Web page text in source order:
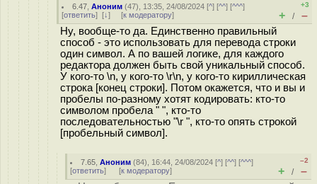
6.47 ,Аноним (47), 13:35, 24/08/2024 [^] [^^] [^^^]
[ответить] [↓] [к модератору]
+3
+ / –
Ну, вообще-то да. Единственно правильный
способ - это использовать для перевода строки
один символ. А по вашей логике, для каждого
редактора должен быть свой уникальный способ.
У кого-то \n, у кого-то \r\n, у кого-то кириллическая
строка [конец строки]. Потом окажется, что и вы и
пробелы по-разному хотят кодировать: кто-то
символом пробела " ", кто-то
последовательностью "\r ", кто-то опять строкой
[пробельный символ].
7.65 ,Аноним (84), 16:44, 24/08/2024 [^] [^^] [^^^]
[ответить] [к модератору]
–2
+ / –